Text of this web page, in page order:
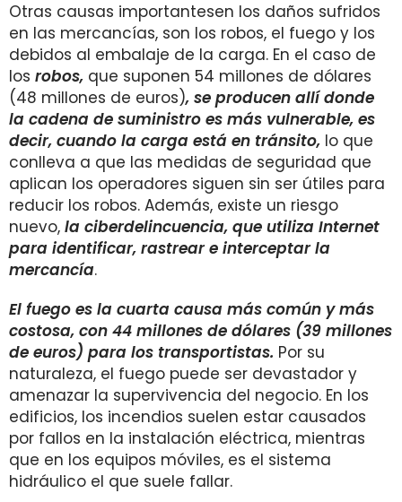
Otras causas importantesen los daños sufridos
en las mercancías, son los robos, el fuego y los
debidos al embalaje de la carga. En el caso de
los robos, que suponen 54 millones de dólares
(48 millones de euros), se producen allí donde
la cadena de suministro es más vulnerable, es
decir, cuando la carga está en tránsito, lo que
conlleva a que las medidas de seguridad que
aplican los operadores siguen sin ser útiles para
reducir los robos. Además, existe un riesgo
nuevo, la ciberdelincuencia, que utiliza Internet
para identificar, rastrear e interceptar la
mercancía.
El fuego es la cuarta causa más común y más
costosa, con 44 millones de dólares (39 millones
de euros) para los transportistas. Por su
naturaleza, el fuego puede ser devastador y
amenazar la supervivencia del negocio. En los
edificios, los incendios suelen estar causados
por fallos en la instalación eléctrica, mientras
que en los equipos móviles, es el sistema
hidráulico el que suele fallar.